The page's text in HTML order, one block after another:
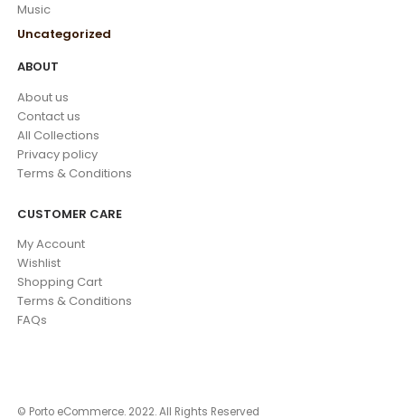
Music
Uncategorized
ABOUT
About us
Contact us
All Collections
Privacy policy
Terms & Conditions
CUSTOMER CARE
My Account
Wishlist
Shopping Cart
Terms & Conditions
FAQs
© Porto eCommerce. 2022. All Rights Reserved